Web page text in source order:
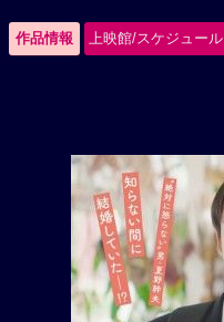
作品情報 上映館/スケジュール